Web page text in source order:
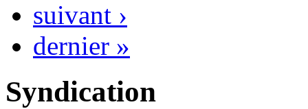
suivant ›
dernier »
Syndication